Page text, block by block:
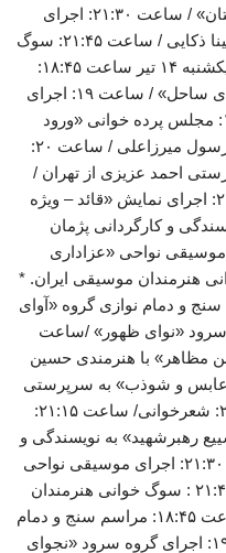
موسیقی نواحی «قوالی – افغانستان» / ساعت ۲۱:۳۰: اجرای
ارکسترسازهای بادی به سرپرستی سینا ذکایی / ساعت ۲۱:۴۵: سوگ
خوانی هنرمندان موسیقی ایران * یکشنبه ۱۴ تیر ساعت ۱۸:۴۵:
مراسم سنج و دمام نوازی گروه «آوای ساحل» / ساعت ۱۹: اجرای
گروه سرود «ثامن» /ساعت ۱۹:۲۰: مجلس پرده خوانی «ورود
اسیران به خرابه شام» با هنرمندی رسول میرزاعلی / ساعت ۲۰:
احمد عزیزی از تهران /
ساعت ۲۱: شعرخوانی/ ساعت ۲۱:۱۵: اجرای نمایش «قائد – ویژه
و کارگردانی پژمان
۲۱:۳۰: اجرای موسیقی نواحی «عزاداری
۲۱:۴۵ : سوگ خوانی هنرمندان موسیقی ایران. *
ساعت ۱۸:۴۵ : مراسم سنج و دمام نوازی گروه «آوای
گروه سرود «نوای ظهور» /ساعت
مظاهر» با هنرمندی حسین
تعزیه «عابس و شوذب» به سرپرستی
جمال قاسمی از شهریار/ ساعت ۲۱: شعرخوانی/ ساعت ۲۱:۱۵:
رهبرشهید» به نویسندگی و
کارگردانی پژمان شاهوردی / ساعت ۲۱:۳۰: اجرای موسیقی نواحی
«شروه خوانی – بوشهر» / ساعت ۲۱:۴۵ : سوگ خوانی هنرمندان
موسیقی ایران. * سه شنبه ۱۶ تیر ساعت ۱۸:۴۵: مراسم سنج و دمام
نوازی گروه «آوای ساحل» / ساعت ۱۹: اجرای گروه سرود «نجوای